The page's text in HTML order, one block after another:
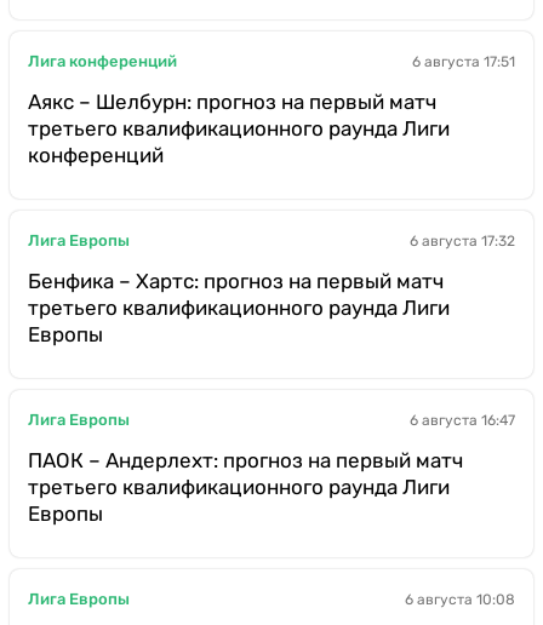
Лига конференций 6 августа 17:51
Аякс – Шелбурн: прогноз на первый матч
третьего квалификационного раунда Лиги
конференций
Лига Европы 6 августа 17:32
Бенфика – Хартс: прогноз на первый матч
третьего квалификационного раунда Лиги
Европы
Лига Европы 6 августа 16:47
ПАОК – Андерлехт: прогноз на первый матч
третьего квалификационного раунда Лиги
Европы
Лига Европы 6 августа 10:08